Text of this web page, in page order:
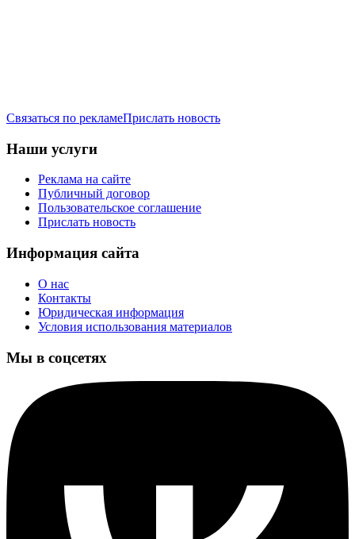
Связаться по рекламеПрислать новость
Наши услуги
Реклама на сайте
Публичный договор
Пользовательское соглашение
Прислать новость
Информация сайта
О нас
Контакты
Юридическая информация
Условия использования материалов
Мы в соцсетях